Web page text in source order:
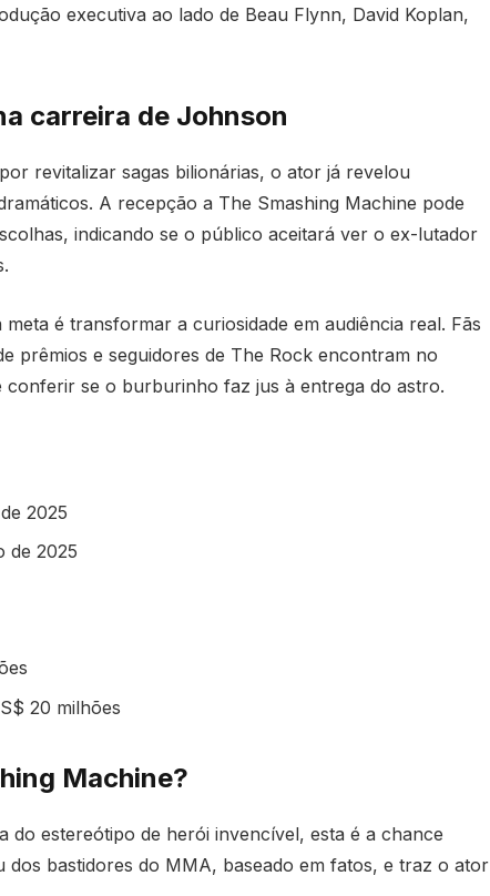
executiva ao lado de Beau Flynn, David Koplan,
carreira de Johnson
revitalizar sagas bilionárias, o ator já revelou
A recepção a The Smashing Machine pode
indicando se o público aceitará ver o ex-lutador
é transformar a curiosidade em audiência real. Fãs
prêmios e seguidores de The Rock encontram no
conferir se o burburinho faz jus à entrega do astro.
2025
de 2025
20 milhões
Machine?
estereótipo de herói invencível, esta é a chance
bastidores do MMA, baseado em fatos, e traz o ator